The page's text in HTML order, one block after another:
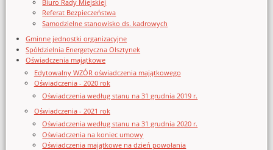
Biuro Rady Miejskiej
Referat Bezpieczeństwa
Samodzielne stanowisko ds. kadrowych
Gminne jednostki organizacyjne
Spółdzielnia Energetyczna Olsztynek
Oświadczenia majątkowe
Edytowalny WZÓR oświadczenia majątkowego
Oświadczenia - 2020 rok
Oświadczenia według stanu na 31 grudnia 2019 r.
Oświadczenia - 2021 rok
Oświadczenia według stanu na 31 grudnia 2020 r.
Oświadczenia na koniec umowy
Oświadczenia majątkowe na dzień powołania